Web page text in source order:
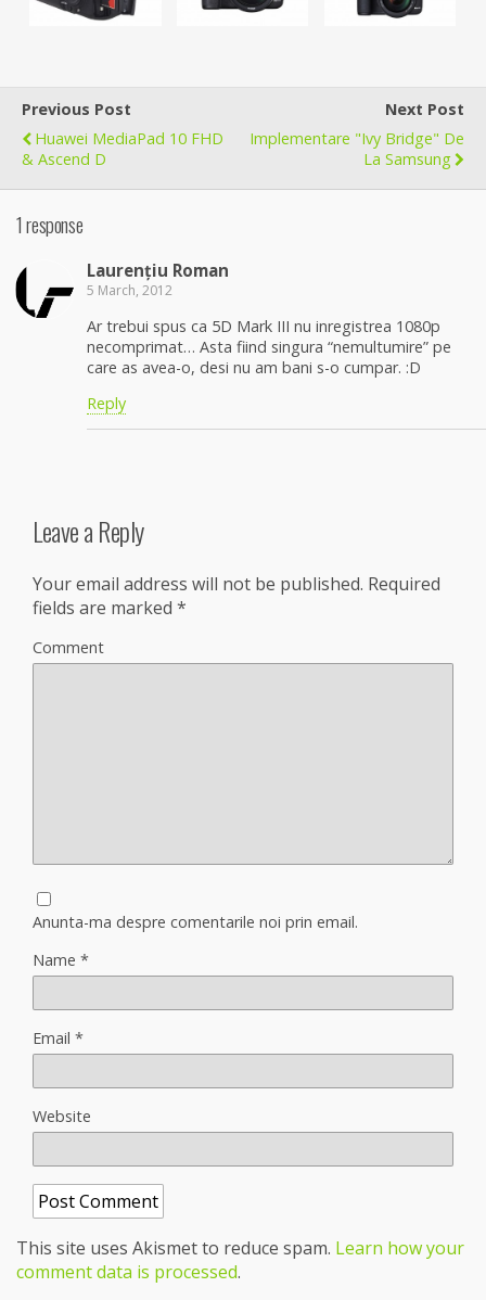
Previous Post
Huawei MediaPad 10 FHD
& Ascend D
Next Post
Implementare "Ivy Bridge" De
La Samsung
1 response
Laurențiu Roman
5 March, 2012
Ar trebui spus ca 5D Mark III nu inregistrea 1080p
necomprimat… Asta fiind singura “nemultumire” pe
care as avea-o, desi nu am bani s-o cumpar. :D
Reply
Leave a Reply
Your email address will not be published. Required
fields are marked *
Comment
Anunta-ma despre comentarile noi prin email.
Name *
Email *
Website
This site uses Akismet to reduce spam. Learn how your
comment data is processed.